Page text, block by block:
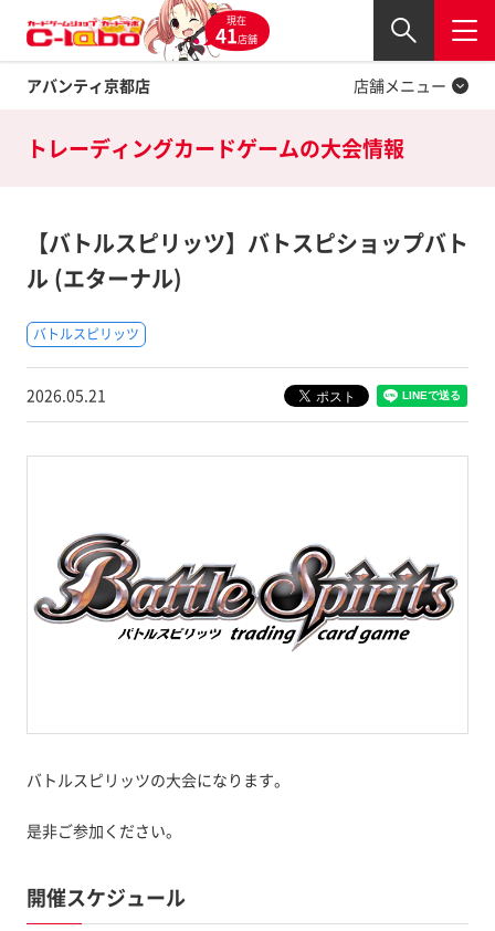
現在
41店舗
アバンティ京都店
閉じる
店舗メニュー
Twitter
トレーディングカードゲームの大会情報
【バトルスピリッツ】バトスピショップバト
ル (エターナル)
バトルスピリッツ
2026.05.21
バトルスピリッツの大会になります。
是非ご参加ください。
開催スケジュール